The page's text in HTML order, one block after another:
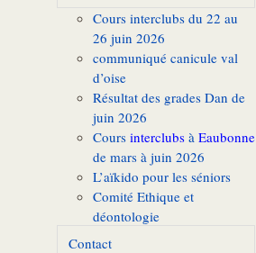
Cours interclubs du 22 au
26 juin 2026
communiqué canicule val
d’oise
Résultat des grades Dan de
juin 2026
Cours interclubs à Eaubonne
de mars à juin 2026
L’aïkido pour les séniors
Comité Ethique et
déontologie
Contact